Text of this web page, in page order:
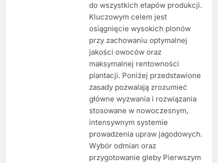
do wszystkich etapów produkcji.
Kluczowym celem jest
osiągnięcie wysokich plonów
przy zachowaniu optymalnej
jakości owoców oraz
maksymalnej rentowności
plantacji. Poniżej przedstawione
zasady pozwalają zrozumieć
główne wyzwania i rozwiązania
stosowane w nowoczesnym,
intensywnym systemie
prowadzenia upraw jagodowych.
Wybór odmian oraz
przygotowanie gleby Pierwszym